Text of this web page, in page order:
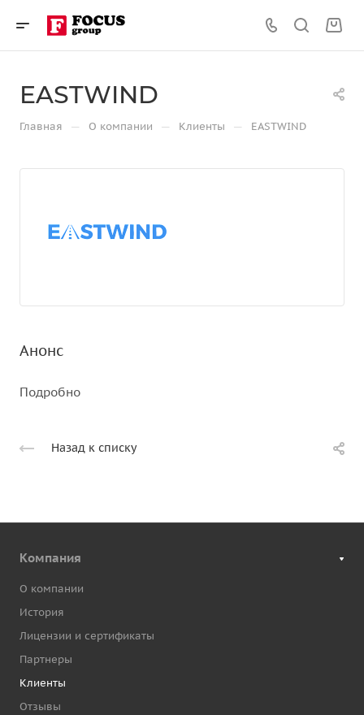
EASTWIND
Главная — О компании — Клиенты — EASTWIND
Анонс
Подробно
Назад к списку
Компания
О компании
История
Лицензии и сертификаты
Партнеры
Клиенты
Отзывы